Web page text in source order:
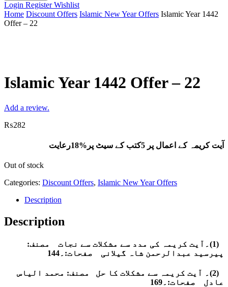
Login RegisterWishlist
Home Discount Offers Islamic New Year Offers Islamic Year 1442
Offer – 22
Islamic Year 1442 Offer – 22
Add a review.
₨282
آیت کریمہ کے اعمال پر 5کتب کے سیٹ پر%18رعایت
Out of stock
Categories: Discount Offers, Islamic New Year Offers
Description
Description
(1)۔آیت کریمہ کی مدد سے مشکلات سے نجات مصنف:
پیرسید عبدالرحمن شاہ گیلانی صفحات:۔144
(2)۔ آیت کریمہ سے مشکلات کا حل مصنف: محمد الیاس
عادل صفحات:۔169